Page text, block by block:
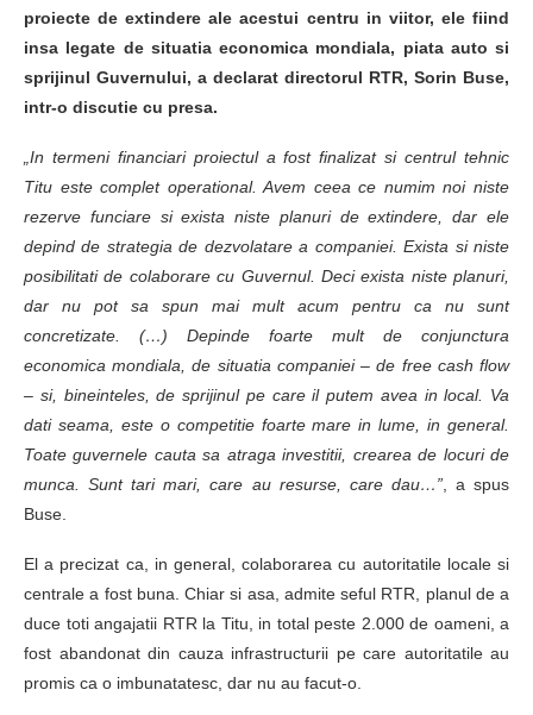
proiecte de extindere ale acestui centru in viitor, ele fiind
insa legate de situatia economica mondiala, piata auto si
sprijinul Guvernului, a declarat directorul RTR, Sorin Buse,
intr-o discutie cu presa.
„In termeni financiari proiectul a fost finalizat si centrul tehnic
Titu este complet operational. Avem ceea ce numim noi niste
rezerve funciare si exista niste planuri de extindere, dar ele
depind de strategia de dezvolatare a companiei. Exista si niste
posibilitati de colaborare cu Guvernul. Deci exista niste planuri,
dar nu pot sa spun mai mult acum pentru ca nu sunt
concretizate. (…) Depinde foarte mult de conjunctura
economica mondiala, de situatia companiei – de free cash flow
– si, bineinteles, de sprijinul pe care il putem avea in local. Va
dati seama, este o competitie foarte mare in lume, in general.
Toate guvernele cauta sa atraga investitii, crearea de locuri de
munca. Sunt tari mari, care au resurse, care dau…”, a spus
Buse.
El a precizat ca, in general, colaborarea cu autoritatile locale si
centrale a fost buna. Chiar si asa, admite seful RTR, planul de a
duce toti angajatii RTR la Titu, in total peste 2.000 de oameni, a
fost abandonat din cauza infrastructurii pe care autoritatile au
promis ca o imbunatatesc, dar nu au facut-o.